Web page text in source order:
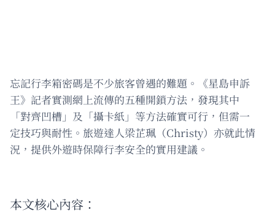
忘記行李箱密碼是不少旅客曾遇的難題。《星島申訴
王》記者實測網上流傳的五種開鎖方法，發現其中
「對齊凹槽」及「攝卡紙」等方法確實可行，但需一
定技巧與耐性。旅遊達人梁芷珮（Christy）亦就此情
況，提供外遊時保障行李安全的實用建議。
本文核心內容：